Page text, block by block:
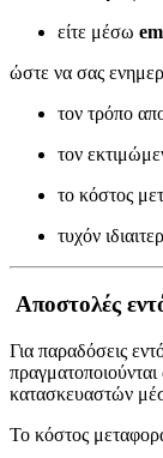
είτε μέσω
ώστε να σας
τον τρόπο
τον
το κόστος
τυχόν
Αποστολές
Για παραδόσεις
κατασκευαστών
Το κόστος